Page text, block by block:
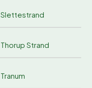
Slettestrand
Thorup Strand
Tranum